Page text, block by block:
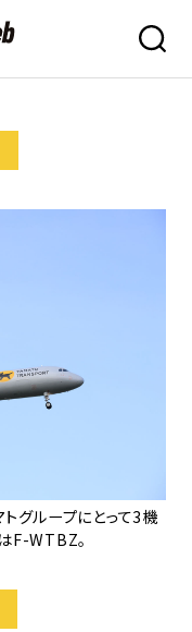
グループにとって3機
F-WTBZ。